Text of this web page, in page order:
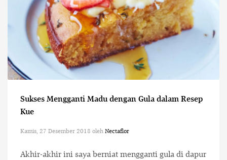
Sukses Mengganti Madu dengan Gula dalam Resep
Kue
Kamis, 27 Desember 2018 oleh Nectaflor
Akhir-akhir ini saya berniat mengganti gula di dapur